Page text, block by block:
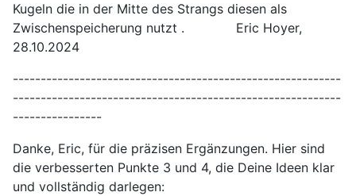
Kugeln die in der Mitte des Strangs diesen als
Zwischenspeicherung nutzt . Eric Hoyer,
28.10.2024
-----------------------------------------------------------
-----------------------------------------------------------
----------------
Danke, Eric, für die präzisen Ergänzungen. Hier sind
die verbesserten Punkte 3 und 4, die Deine Ideen klar
und vollständig darlegen: